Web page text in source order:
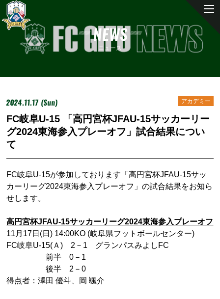
NEWS
ニュース
2024.11.17 (Sun) アカデミー
FC岐阜U-15 「高円宮杯JFAU-15サッカーリー
グ2024東海参入プレーオフ」試合結果につい
て
FC岐阜U-15が参加しております「高円宮杯JFAU-15サッ
カーリーグ2024東海参入プレーオフ」の試合結果をお知ら
せします。
高円宮杯JFAU-15サッカーリーグ2024東海参入プレーオフ
11月17日(日) 14:00KO (岐阜県フットボールセンター)
FC岐阜U-15(Ａ) 2－1 グランパスみよしFC
前半 0－1
後半 2－0
得点者：澤田 優斗、岡 颯介